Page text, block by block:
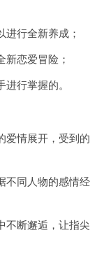
行全新养成；
新恋爱冒险；
行掌握的。
爱情展开，受到的
不同人物的感情经
不断邂逅，让指尖